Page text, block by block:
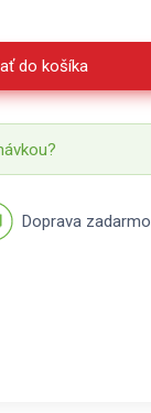
do košíka
Doprava zadarmo